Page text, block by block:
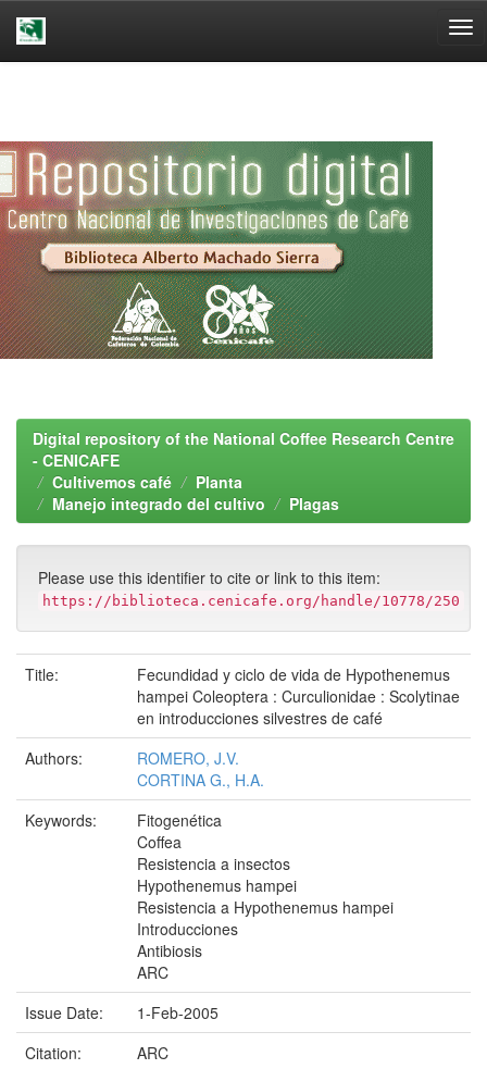
Digital repository of the National Coffee Research Centre
- CENICAFE
Cultivemos café
Planta
Manejo integrado del cultivo
Plagas
Please use this identifier to cite or link to this item:
https://biblioteca.cenicafe.org/handle/10778/250
Title:
Fecundidad y ciclo de vida de Hypothenemus
hampei Coleoptera : Curculionidae : Scolytinae
en introducciones silvestres de café
Authors:
ROMERO, J.V.
CORTINA G., H.A.
Keywords:
Fitogenética
Coffea
Resistencia a insectos
Hypothenemus hampei
Resistencia a Hypothenemus hampei
Introducciones
Antibiosis
ARC
Issue Date:
1-Feb-2005
Citation:
ARC